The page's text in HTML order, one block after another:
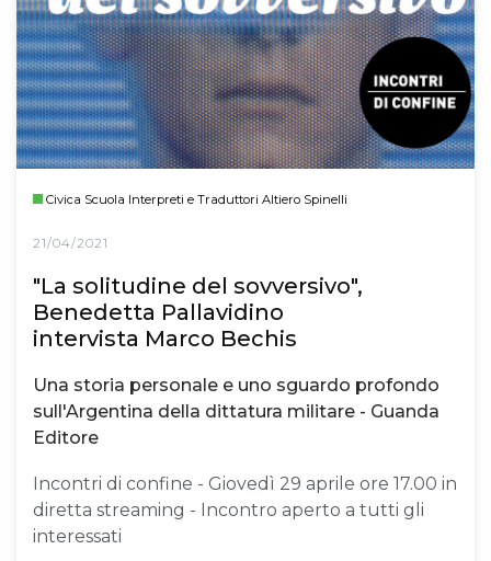
Civica Scuola Interpreti e Traduttori Altiero Spinelli
21/04/2021
"La solitudine del sovversivo",
Benedetta Pallavidino
intervista Marco Bechis
Una storia personale e uno sguardo profondo
sull'Argentina della dittatura militare - Guanda
Editore
Incontri di confine - Giovedì 29 aprile ore 17.00 in
diretta streaming - Incontro aperto a tutti gli
interessati